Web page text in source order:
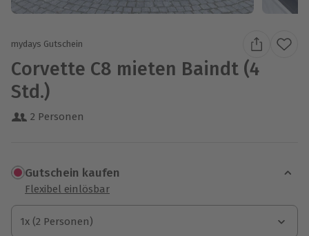
mydays Gutschein
Corvette C8 mieten Baindt (4
Std.)
2 Personen
Gutschein kaufen
Flexibel einlösbar
1x (2 Personen)
1x (2 Personen)
1x (2 Personen)